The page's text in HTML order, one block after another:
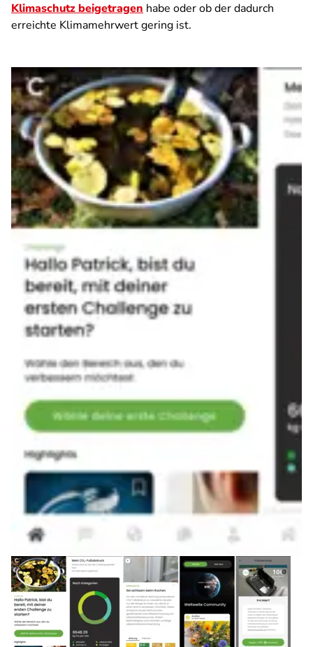
Klimaschutz beigetragen habe oder ob der dadurch
erreichte Klimamehrwert gering ist.